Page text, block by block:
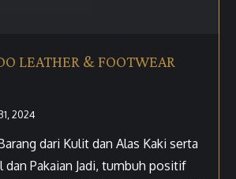
LEATHER & FOOTWEAR
2024
dari Kulit dan Alas Kaki serta
Pakaian Jadi, tumbuh positif